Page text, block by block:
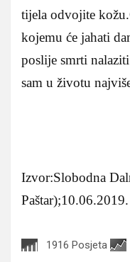
tijela odvojite
kojemu će jahati
poslije smrti
sam u životu
Izvor:Slobodna
Paštar);10.06.2019.
1916 Posjeta